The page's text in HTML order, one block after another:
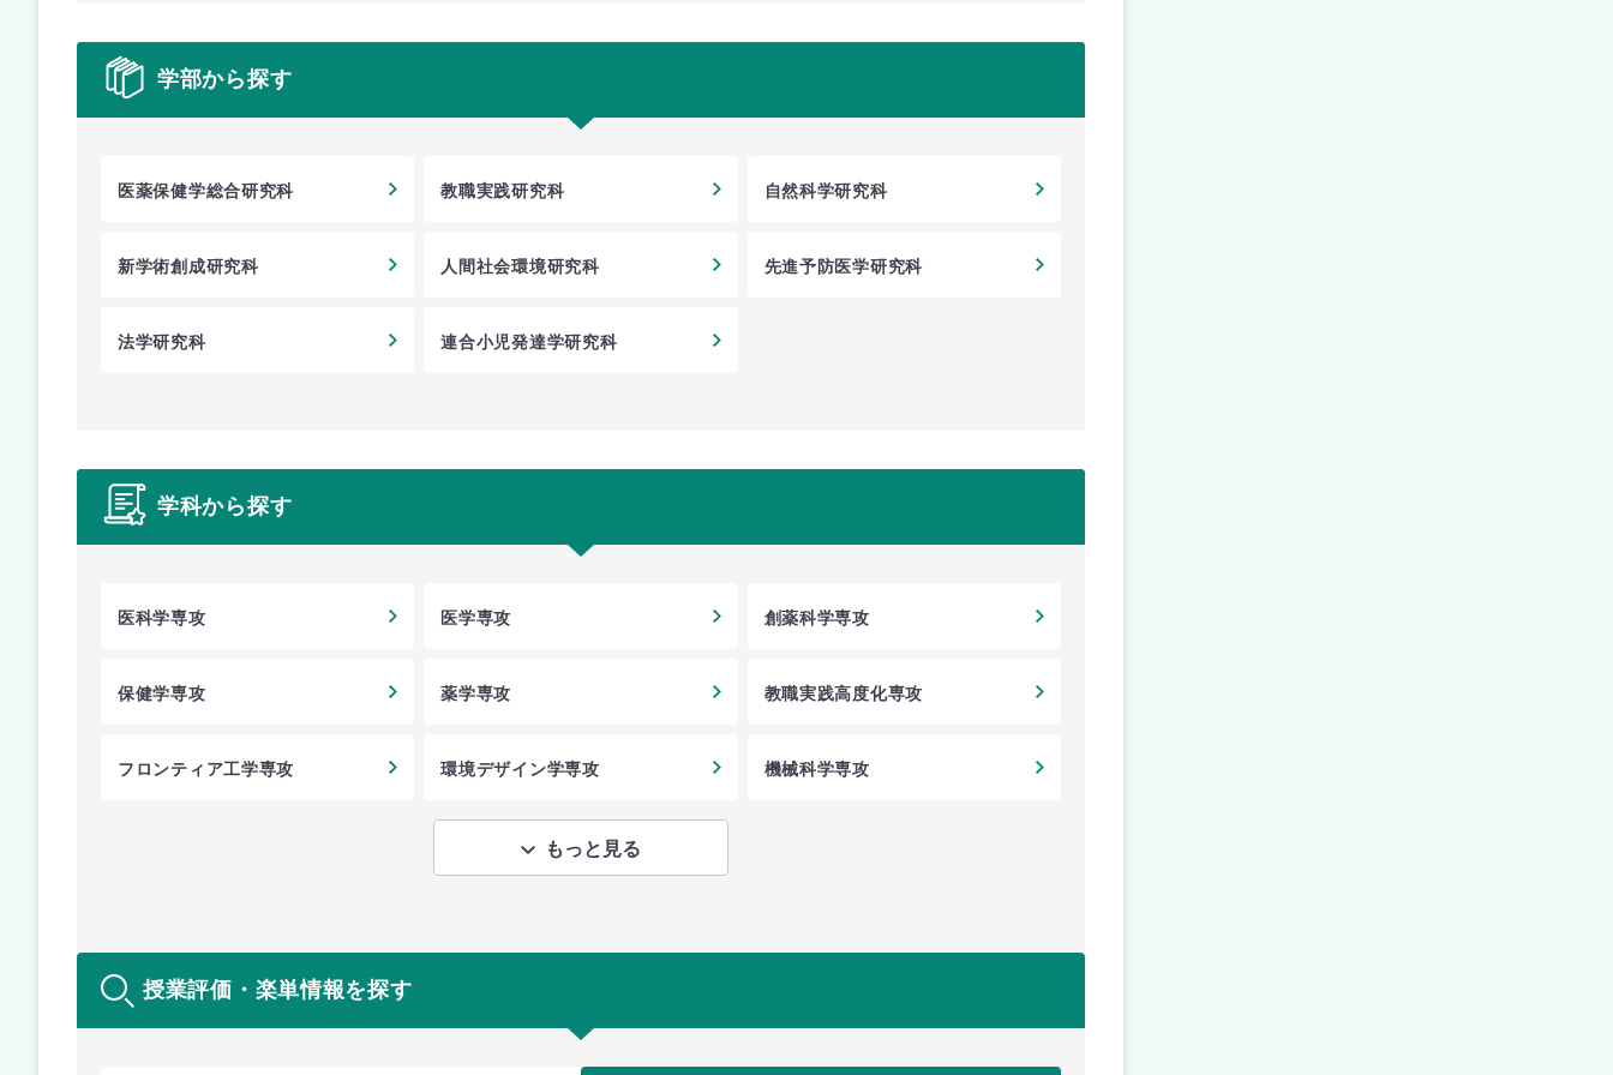
学部から探す
医薬保健学総合研究科 教職実践研究科 自然科学研究科
新学術創成研究科 人間社会環境研究科 先進予防医学研究科
法学研究科 連合小児発達学研究科
学科から探す
医科学専攻 医学専攻 創薬科学専攻
保健学専攻 薬学専攻 教職実践高度化専攻
フロンティア工学専攻 環境デザイン学専攻 機械科学専攻
もっと見る
授業評価・楽単情報を探す